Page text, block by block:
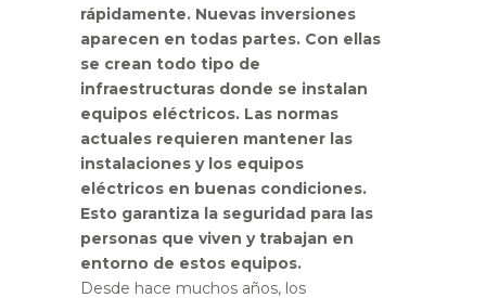
rápidamente. Nuevas inversiones
aparecen en todas partes. Con ellas
se crean todo tipo de
infraestructuras donde se instalan
equipos eléctricos. Las normas
actuales requieren mantener las
instalaciones y los equipos
eléctricos en buenas condiciones.
Esto garantiza la seguridad para las
personas que viven y trabajan en
entorno de estos equipos.
Desde hace muchos años, los